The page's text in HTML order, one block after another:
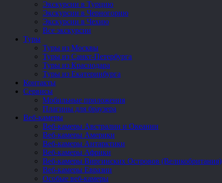
Экскурсии в Турцию
Экскурсии в Черногорию
Экскурсии в Чехию
Все экскурсии
Туры
Туры из Москвы
Туры из Санкт-Петербурга
Туры из Краснодара
Туры из Екатеринбурга
Контакты
Сервисы
Мобильные приложения
Плагины для браузера
Веб-камеры
Веб-камеры Австралии и Океании
Веб-камеры Америки
Веб-камеры Антарктики
Веб-камеры Африки
Веб-камеры Виргинских Островов (Великобритания)
Веб-камеры Евразии
Особые веб-камеры